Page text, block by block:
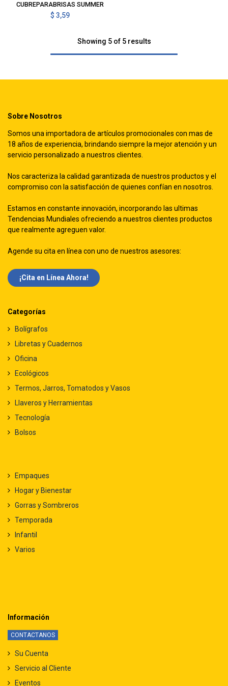
CUBREPARABRISAS SUMMER
$ 3,59
Showing 5 of 5 results
Sobre Nosotros
Somos una importadora de artículos promocionales con mas de
18 años de experiencia, brindando siempre la mejor atención y un
servicio personalizado a nuestros clientes.
Nos caracteriza la calidad garantizada de nuestros productos y el
compromiso con la satisfacción de quienes confían en nosotros.
Estamos en constante innovación, incorporando las ultimas
Tendencias Mundiales ofreciendo a nuestros clientes productos
que realmente agreguen valor.
Agende su cita en línea con uno de nuestros asesores:
¡Cita en Línea Ah​​ora!
Categorías
Bolígrafos
Libretas y Cuadernos
Oficina
Ecológicos
Termos, Jarros, Tomatodos y Vasos
Llaveros y Herramientas
Tecnología
Bolsos
Empaques
Hogar y Bienestar
Gorras y Sombreros
Temporada
Infantil
Varios
Información
CONTACTANOS
Su Cuenta
Servicio al Cliente
Eventos